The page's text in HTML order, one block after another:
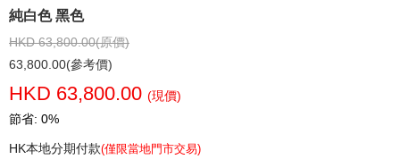
純白色 黑色
HKD 63,800.00(原價)
63,800.00(參考價)
HKD 63,800.00 (現價)
節省: 0%
HK本地分期付款(僅限當地門市交易)